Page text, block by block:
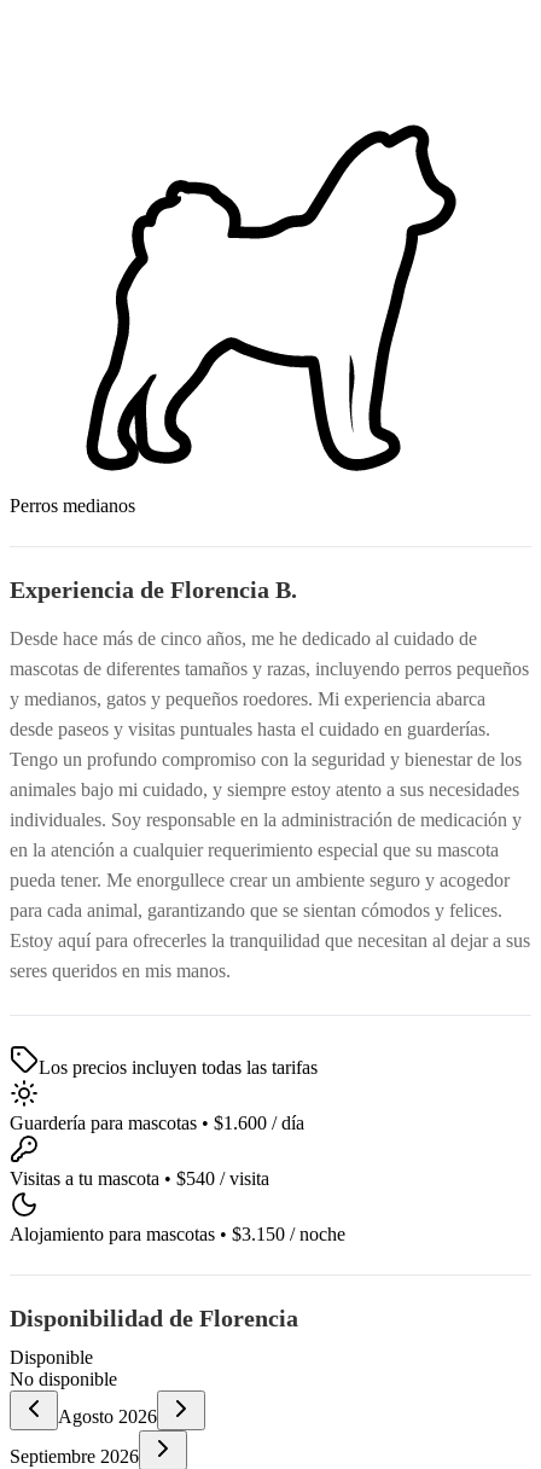
Perros medianos
Experiencia de Florencia B.
Desde hace más de cinco años, me he dedicado al cuidado de
mascotas de diferentes tamaños y razas, incluyendo perros pequeños
y medianos, gatos y pequeños roedores. Mi experiencia abarca
desde paseos y visitas puntuales hasta el cuidado en guarderías.
Tengo un profundo compromiso con la seguridad y bienestar de los
animales bajo mi cuidado, y siempre estoy atento a sus necesidades
individuales. Soy responsable en la administración de medicación y
en la atención a cualquier requerimiento especial que su mascota
pueda tener. Me enorgullece crear un ambiente seguro y acogedor
para cada animal, garantizando que se sientan cómodos y felices.
Estoy aquí para ofrecerles la tranquilidad que necesitan al dejar a sus
seres queridos en mis manos.
Los precios incluyen todas las tarifas
Guardería para mascotas • $1.600 / día
Visitas a tu mascota • $540 / visita
Alojamiento para mascotas • $3.150 / noche
Disponibilidad de Florencia
Disponible
No disponible
Agosto 2026
Septiembre 2026